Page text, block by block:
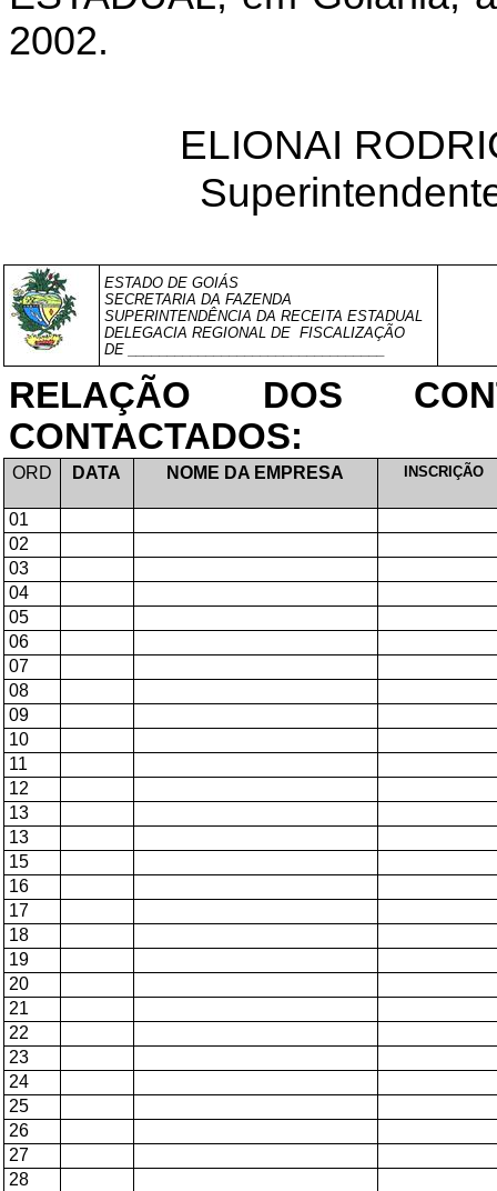
2002.
ELIONAI
ESTADO DE GOIÁS
SECRETARIA DA FAZENDA
SUPERINTENDÊNCIA DA RECEITA ESTADUAL
DELEGACIA REGIONAL DE FISCALIZAÇÃO
DE _________________________________
RELAÇÃO DOS
CONTACTADOS:
ORD DATA NOME DA EMPRESA INSCRIÇÃO
01
02
03
04
05
06
07
08
09
10
11
12
13
13
15
16
17
18
19
20
21
22
23
24
25
26
27
28